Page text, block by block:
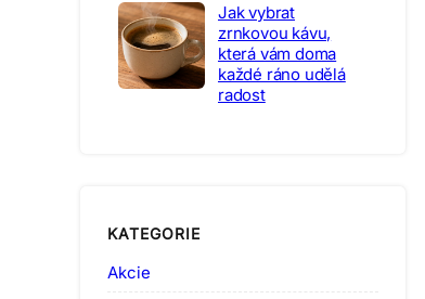
Jak vybrat
zrnkovou kávu,
která vám doma
každé ráno udělá
radost
KATEGORIE
Akcie